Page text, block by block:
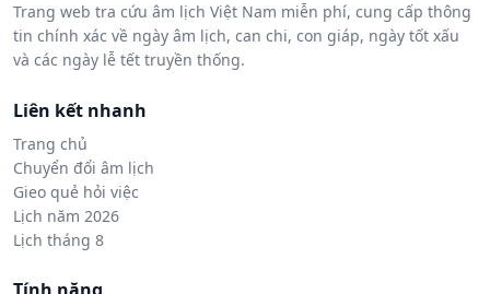
Trang web tra cứu âm lịch Việt Nam miễn phí, cung cấp thông
tin chính xác về ngày âm lịch, can chi, con giáp, ngày tốt xấu
và các ngày lễ tết truyền thống.
Liên kết nhanh
Trang chủ
Chuyển đổi âm lịch
Gieo quẻ hỏi việc
Lịch năm 2026
Lịch tháng 8